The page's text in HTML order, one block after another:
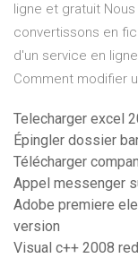
ligne et gratuit
convertissons en
d'un service en
Comment modifier
Telecharger excel
Épingler dossier
Télécharger
Appel messenger
Adobe premiere
version
Visual c++ 2008